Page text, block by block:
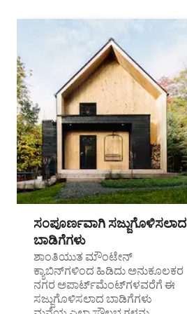
ಸಂಪೂರ್ಣವಾಗಿ ಸಜ್ಜುಗೊಳಿಸಲಾದ
ಬಾಡಿಗೆಗಳು
ಶಾಂತಿಯುತ ಮೌಂಟೇನ್
ಕ್ಯಾಬಿನ್‌ಗಳಿಂದ ಹಿಡಿದು ಅನುಕೂಲಕರ
ನಗರ ಅಪಾರ್ಟ್‌ಮೆಂಟ್‌ಗಳವರೆಗೆ ಈ
ಸಜ್ಜುಗೊಳಿಸಲಾದ ಬಾಡಿಗೆಗಳು